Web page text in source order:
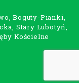
Boguty-Pianki,
Stary Lubotyń,
Kościelne